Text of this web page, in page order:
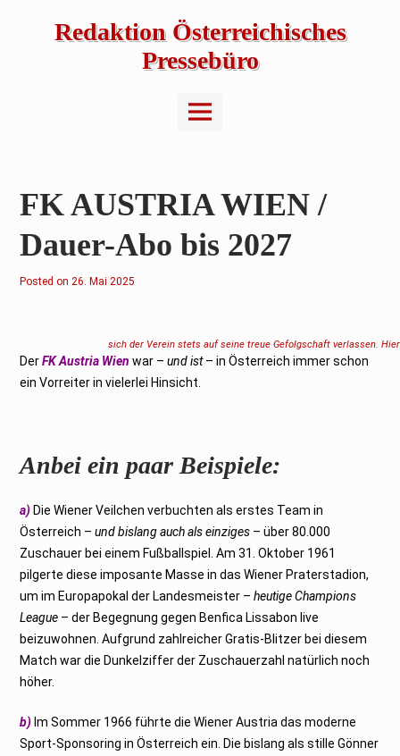
Redaktion Österreichisches
Pressebüro
Main
Menu
FK AUSTRIA WIEN /
Dauer-Abo bis 2027
Posted on2
0
2
5
26. Mai 2025
sich der Verein stets auf seine treue Gefolgschaft verlassen.
Der FK Austria Wien war –und ist– in Österreich immer schon
ein Vorreiter in vielerlei Hinsicht.
Anbei ein paar Beispiele:
a) Die Wiener Veilchen verbuchten als erstes Team in
Österreich – und bislang auch als einziges – über 80.000
Zuschauer bei einem Fußballspiel. Am 31. Oktober 1961
pilgerte diese imposante Masse in das Wiener Praterstadion,
um im Europapokal der Landesmeister –heutige Champions
League – der Begegnung gegen Benfica Lissabon live
beizuwohnen. Aufgrund zahlreicher Gratis-Blitzer bei diesem
Match war die Dunkelziffer der Zuschauerzahl natürlich noch
höher.
b) Im Sommer 1966 führte die Wiener Austria das moderne
Sport-Sponsoring in Österreich ein. Die bislang als stille Gönner